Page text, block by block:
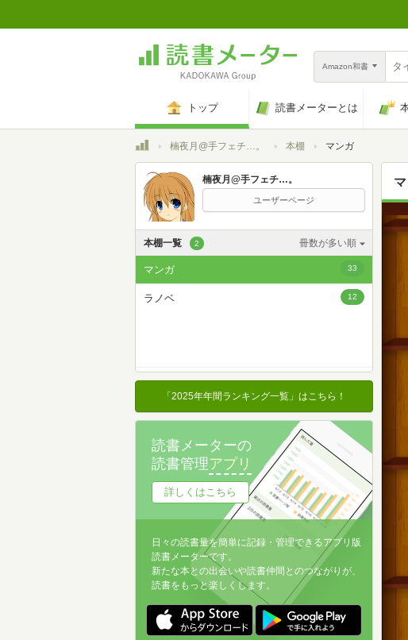
Amazon和書
トップ 読書メーターとは
トップ楠夜月@手フェチ…。 本棚 マンガ
楠夜月@手フェチ…。
ユーザーページ
本棚一覧 2 冊数が多い順
カスタム順
登録日時が新しい順
冊数が多い順
冊数が少ない順
マンガ 33
ラノベ 12
「2025年年間ランキング一覧」はこちら！
読書メーターの
読書管理アプリ
詳しくはこちら
日々の読書量を簡単に記録・管理できるアプリ版
読書メーターです。
新たな本との出会いや読書仲間とのつながりが、
読書をもっと楽しくします。